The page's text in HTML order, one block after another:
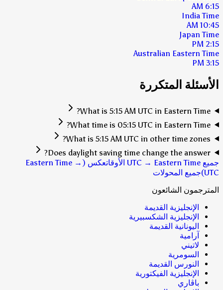
6:15 AM
India Time
10:45 AM
Japan Time
2:15 PM
Australian Eastern Time
3:15 PM
الأسئلة المتكررة
What is 5:15 AM UTC in Eastern Time?
What time is 05:15 UTC in Eastern Time?
What is 5:15 AM UTC in other time zones?
Does daylight saving time change the answer?
جميع UTC → Eastern Time الأوقات
عكس (Eastern Time →
UTC) جميع المحولات
المترجمون الشائعون
الإنجليزية القديمة
الإنجليزية الشكسبيرية
اليونانية القديمة
آرامية
لاتيني
السومرية
النورس القديمة
الإنجليزية الفيكتورية
باڤاري